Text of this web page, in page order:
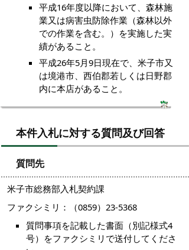
平成16年度以降において、森林施
業又は病害虫防除作業（森林以外
での作業を含む。）を実施した実
績があること。
平成26年5月9日現在で、米子市又
は境港市、西伯郡若しくは日野郡
内に本店があること。
本件入札に対する質問及び回答
質問先
米子市総務部入札契約課
ファクシミリ：（0859）23-5368
質問事項を記載した書面（別記様式4
号）をファクシミリで送付してくださ